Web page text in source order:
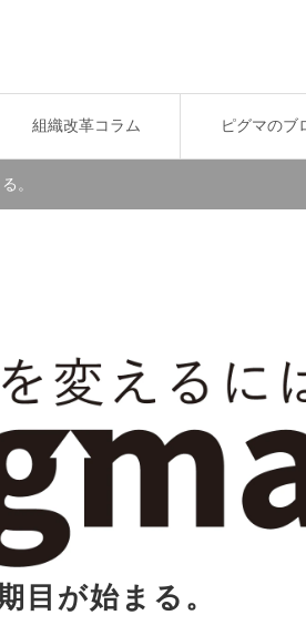
組織改革コラム ピグマのブ
。
目が始まる。